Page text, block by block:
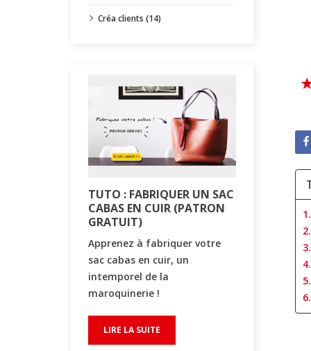
Créa clients (14)
TUTO : FABRIQUER UN SAC
CABAS EN CUIR (PATRON
GRATUIT)
Apprenez à fabriquer votre
sac cabas en cuir, un
intemporel de la
maroquinerie !
LIRE LA SUITE
TUTO :